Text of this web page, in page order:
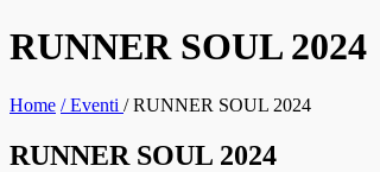
RUNNER SOUL 2024
Home /Eventi /RUNNER SOUL 2024
RUNNER SOUL 2024